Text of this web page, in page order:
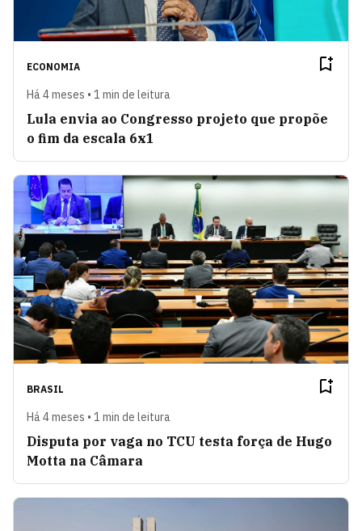
ECONOMIA
Há 4 meses • 1 min de leitura
Lula envia ao Congresso projeto que propõe
o fim da escala 6x1
BRASIL
Há 4 meses • 1 min de leitura
Disputa por vaga no TCU testa força de Hugo
Motta na Câmara